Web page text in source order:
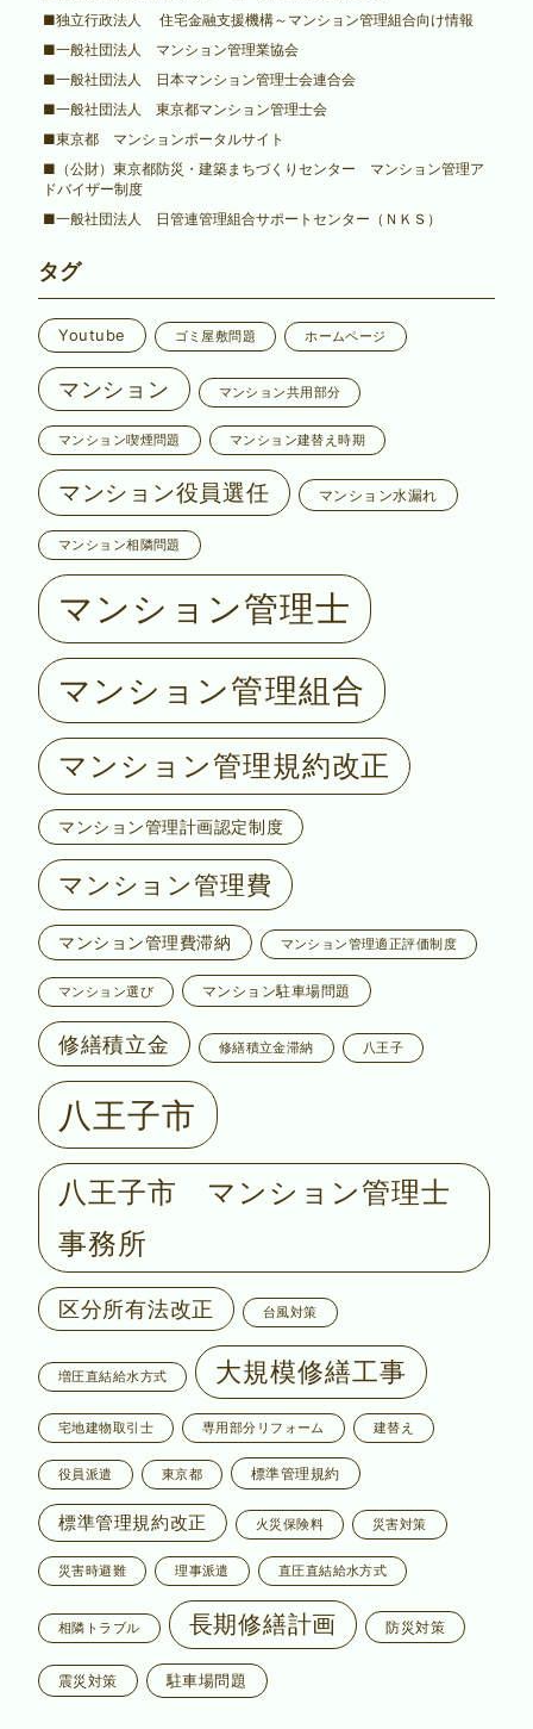
■独立行政法人 住宅金融支援機構～マンション管理組合向け情報
■一般社団法人 マンション管理業協会
■一般社団法人 日本マンション管理士会連合会
■一般社団法人 東京都マンション管理士会
■東京都 マンションポータルサイト
■（公財）東京都防災・建築まちづくりセンター マンション管理ア
ドバイザー制度
■一般社団法人 日管連管理組合サポートセンター（ＮＫＳ）
タグ
Youtube ゴミ屋敷問題 ホームページ
マンション マンション共用部分
マンション喫煙問題 マンション建替え時期
マンション役員選任 マンション水漏れ
マンション相隣問題
マンション管理士
マンション管理組合
マンション管理規約改正
マンション管理計画認定制度
マンション管理費
マンション管理費滞納 マンション管理適正評価制度
マンション選び マンション駐車場問題
修繕積立金 修繕積立金滞納 八王子
八王子市
八王子市 マンション管理士
事務所
区分所有法改正 台風対策
増圧直結給水方式 大規模修繕工事
宅地建物取引士 専用部分リフォーム 建替え
役員派遣 東京都 標準管理規約
標準管理規約改正 火災保険料 災害対策
災害時避難 理事派遣 直圧直結給水方式
相隣トラブル 長期修繕計画 防災対策
震災対策 駐車場問題